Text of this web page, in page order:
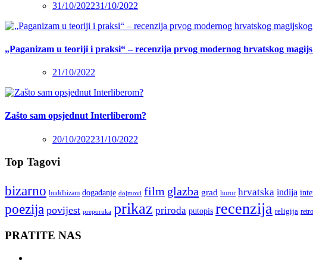
31/10/202231/10/2022
„Paganizam u teoriji i praksi“ – recenzija prvog modernog hrvatskog
21/10/2022
Zašto sam opsjednut Interliberom?
20/10/202231/10/2022
Top Tagovi
bizarno buddhizam događanje dojmovi film glazba grad horor hrvatska indija
poezija povijest preporuka prikaz priroda putopis recenzija religija retro
PRATITE NAS